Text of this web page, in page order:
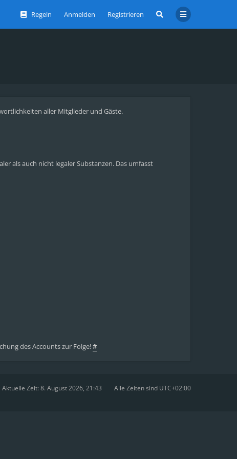
Regeln Anmelden Registrieren
aller Mitglieder und Gäste.
als auch nicht legaler Substanzen. Das umfasst
des Accounts zur Folge!#
Alle Zeiten sind UTC+02:00
Aktuelle Zeit: 8. August 2026, 21:43